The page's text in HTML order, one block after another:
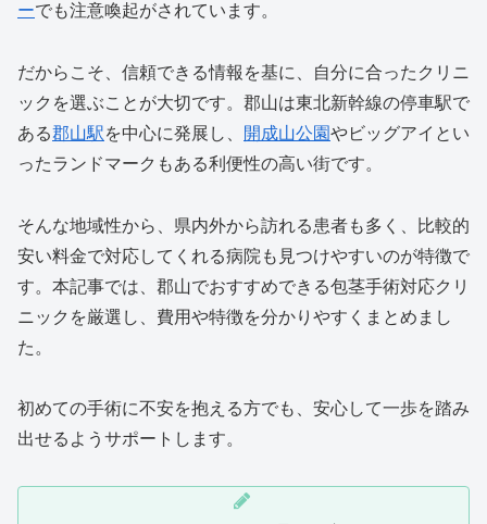
ーでも注意喚起がされています。
だからこそ、信頼できる情報を基に、自分に合ったクリニ
ックを選ぶことが大切です。郡山は東北新幹線の停車駅で
ある郡山駅を中心に発展し、 開成山公園やビッグアイとい
ったランドマークもある利便性の高い街です。
そんな地域性から、県内外から訪れる患者も多く、比較的
安い料金で対応してくれる病院も見つけやすいのが特徴で
す。本記事では、郡山でおすすめできる包茎手術対応クリ
ニックを厳選し、費用や特徴を分かりやすくまとめまし
た。
初めての手術に不安を抱える方でも、安心して一歩を踏み
出せるようサポートします。